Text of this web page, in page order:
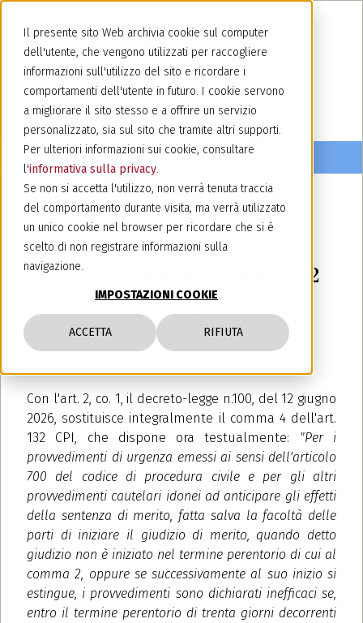
Il presente sito Web archivia cookie sul computer
dell'utente, che vengono utilizzati per raccogliere
informazioni sull'utilizzo del sito e ricordare i
comportamenti dell'utente in futuro. I cookie servono
a migliorare il sito stesso e a offrire un servizio
personalizzato, sia sul sito che tramite altri supporti.
Per ulteriori informazioni sui cookie, consultare
l'informativa sulla privacy.
Se non si accetta l'utilizzo, non verrà tenuta traccia
del comportamento durante visita, ma verrà utilizzato
un unico cookie nel browser per ricordare che si è
scelto di non registrare informazioni sulla
navigazione.
IMPOSTAZIONI COOKIE
ACCETTA RIFIUTA
Alert: “Il Decreto-legge n.
100/2026: le modifiche all'art. 132
CPI e l’instabilità dei
provvedimenti cautelari”
Con l'art. 2, co. 1, il decreto-legge n.100, del 12 giugno
2026, sostituisce integralmente il comma 4 dell'art.
132 CPI, che dispone ora testualmente: "Per i
provvedimenti di urgenza emessi ai sensi dell'articolo
700 del codice di procedura civile e per gli altri
provvedimenti cautelari idonei ad anticipare gli effetti
della sentenza di merito, fatta salva la facoltà delle
parti di iniziare il giudizio di merito, quando detto
giudizio non è iniziato nel termine perentorio di cui al
comma 2, oppure se successivamente al suo inizio si
estingue, i provvedimenti sono dichiarati inefficaci se,
entro il termine perentorio di trenta giorni decorrenti